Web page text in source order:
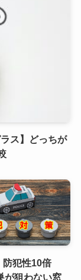
ス】どっちが
防犯性10倍
が狙わない窓